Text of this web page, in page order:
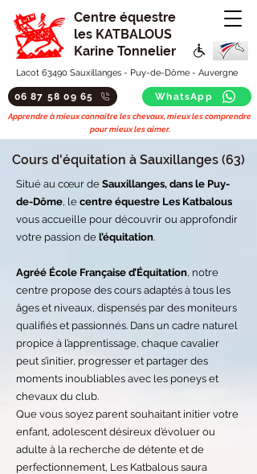
Centre équestre
les KATBALOUS
Karine Tonnelier
Lacot 63490 Sauxillanges - Puy-de-Dôme - Auvergne
06 87 58 09 65 WhatsApp
Apprendre à mieux connaitre les chevaux, mieux les comprendre
pour mieux les aimer.
Cours d'équitation à Sauxillanges (63)
Situé au cœur de Sauxillanges, dans le Puy-
de-Dôme, le centre équestre Les Katbalous
vous accueille pour découvrir ou approfondir
votre passion de l’équitation.
Agréé École Française d’Équitation, notre
centre propose des cours adaptés à tous les
âges et niveaux, dispensés par des moniteurs
qualifiés et passionnés. Dans un cadre naturel
propice à l’apprentissage, chaque cavalier
peut s’initier, progresser et partager des
moments inoubliables avec les poneys et
chevaux du club.
Que vous soyez parent souhaitant initier votre
enfant, adolescent désireux d’évoluer ou
adulte à la recherche de détente et de
perfectionnement, Les Katbalous saura